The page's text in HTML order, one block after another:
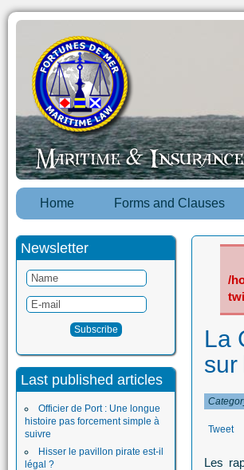
Home Forms and Clauses
Newsletter
Last published articles
Officier de Port : Une longue
histoire pas forcement simple à
suivre
Hisser le pavillon pirate est-il
légal ?
/
La
sur
Tweet
Les